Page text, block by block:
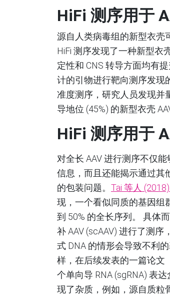
HiFi 测序用于
源自人类病毒组的新型衣壳
HiFi 测序发现了一种新型衣
定性和 CNS 转导方面均有
计的引物进行靶向测序发现
准度测序，研究人员发现并
导地位 (45%) 的新型衣壳
HiFi 测序用于
对全长 AAV 进行测序不仅
信息，而且还能揭示通过其
的包装问题。 Tai 等人 (2018)
现，一个看似同质的基因组
到 50% 的全长序列。 具体
补 AAV (scAAV) 进行了测序
式 DNA 的情形会导致不利
样，在后续发表的一篇论文
个单向导 RNA (sgRNA) 表
现了杂质，例如，源自质粒